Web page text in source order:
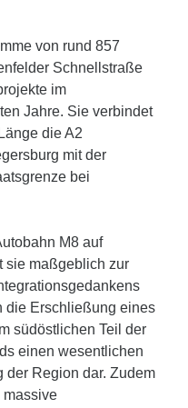
von rund 857
Schnellstraße
im
Jahre. Sie verbindet
die A2
mit der
bei
M8 auf
sie maßgeblich zur
die Erschließung eines
südöstlichen Teil der
einen wesentlichen
der Region dar. Zudem
massive